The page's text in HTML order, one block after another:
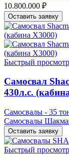
10.800.000 ₽
Оставить заявку
Быстрый просмотр
Самосвал
430л.с.
Самосвалы - 35
Самосвалы
Оставить заявку
Быстрый просмотр